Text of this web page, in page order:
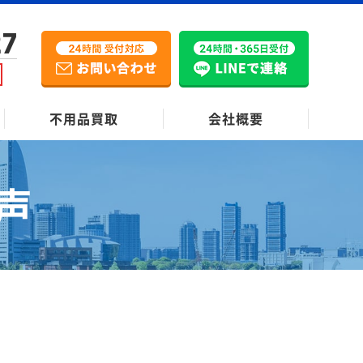
不用品買取 会社概要